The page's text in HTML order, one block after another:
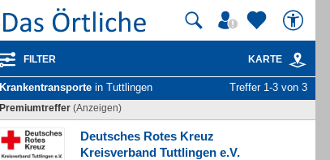
FILTER KARTE
Krankentransporte in Tuttlingen Treffer 1-3 von 3
Premiumtreffer (Anzeigen)
Deutsches Rotes Kreuz
Kreisverband Tuttlingen e.V.